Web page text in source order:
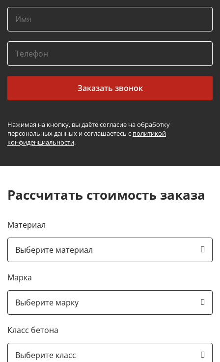
Заказать звонок
Нажимая на кнопку, вы даёте согласие на обработку
персональных данных и соглашаетесь с политикой
конфиденциальности.
Рассчитать стоимость заказа
Материал
Марка
Класс бетона